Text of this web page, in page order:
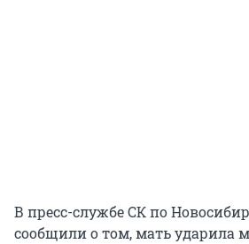
В пресс-службе СК по
сообщили о том, мать ударила